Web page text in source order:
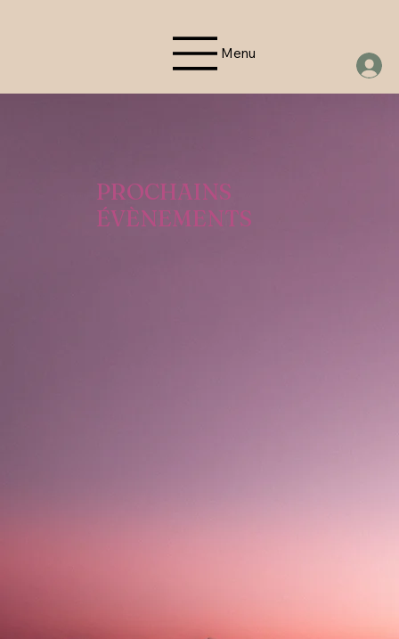
Menu
PROCHAINS
ÉVÈNEMENTS